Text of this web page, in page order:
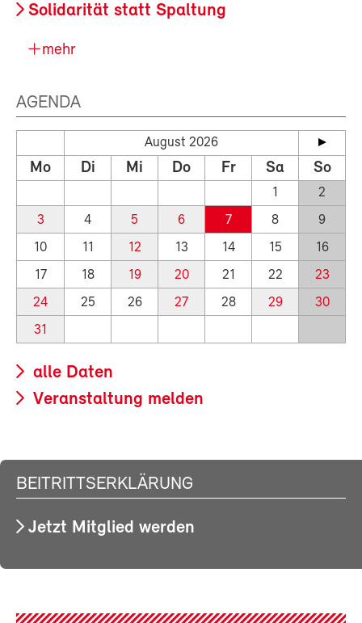
Solidarität statt Spaltung
mehr
AGENDA
August 2026
Mo Di Mi Do Fr Sa So
1
2
3
4 5 6 7 8
9
10
11 12 13 14 15
16
17
18 19 20 21 22
23
24
25 26 27 28 29
30
31
alle Daten
Veranstaltung melden
BEITRITTSERKLÄRUNG
Jetzt Mitglied werden